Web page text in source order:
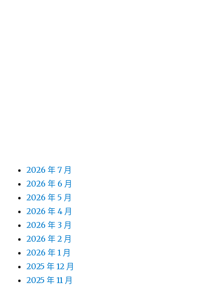
2026 年 7 月
2026 年 6 月
2026 年 5 月
2026 年 4 月
2026 年 3 月
2026 年 2 月
2026 年 1 月
2025 年 12 月
2025 年 11 月